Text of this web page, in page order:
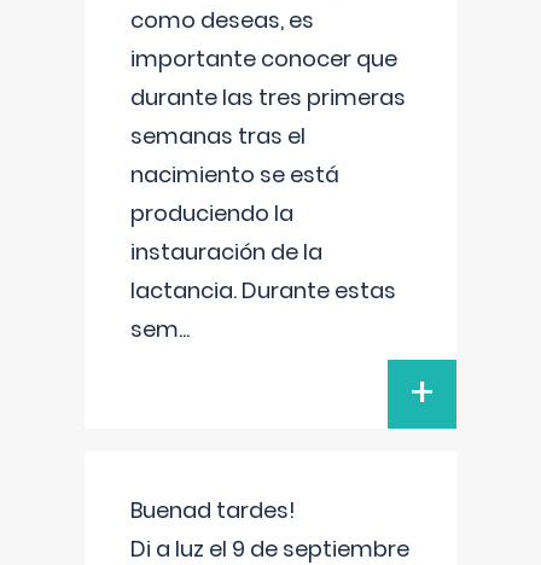
como deseas, es
importante conocer que
durante las tres primeras
semanas tras el
nacimiento se está
produciendo la
instauración de la
lactancia. Durante estas
sem...
+
Buenad tardes!
Di a luz el 9 de septiembre